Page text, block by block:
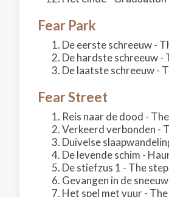
Fear Park
De eerste schreeuw -
De hardste schreeuw -
De laatste schreeuw -
Fear Street
Reis naar de dood -
Verkeerd verbonden -
Duivelse
De levende schim -
De stiefzus 1 - The
Gevangen in de
Het spel met vuur -